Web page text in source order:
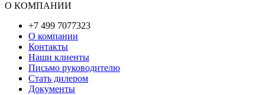
О КОМПАНИИ
+7 499 7077323
О компании
Контакты
Наши клиенты
Письмо руководителю
Стать дилером
Документы